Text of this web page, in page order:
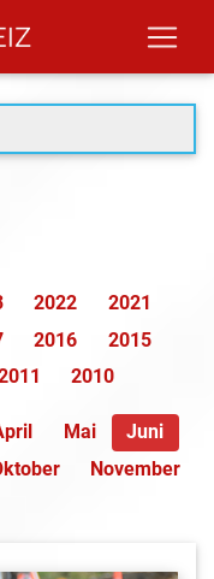
2022
2021
2016
2015
2010
Mai
Juni
November